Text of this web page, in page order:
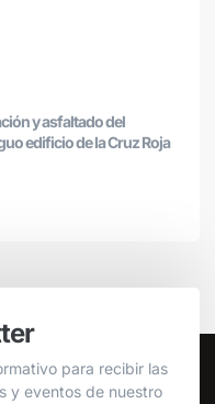
y asfaltado del
edificio de la Cruz Roja
para recibir las
y eventos de nuestro